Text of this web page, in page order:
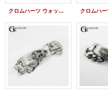
クロムハーツ ウォッチケース 新品仕上げ 燻し加工 TUDOR（チュードル）